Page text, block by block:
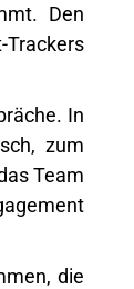
Den
In
zum
Team
die